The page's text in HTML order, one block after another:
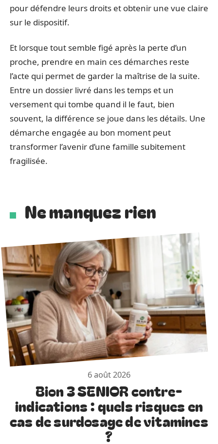
pour défendre leurs droits et obtenir une vue claire
sur le dispositif.
Et lorsque tout semble figé après la perte d’un
proche, prendre en main ces démarches reste
l’acte qui permet de garder la maîtrise de la suite.
Entre un dossier livré dans les temps et un
versement qui tombe quand il le faut, bien
souvent, la différence se joue dans les détails. Une
démarche engagée au bon moment peut
transformer l’avenir d’une famille subitement
fragilisée.
Ne manquez rien
6 août 2026
Bion 3 SENIOR contre-
indications : quels risques en
cas de surdosage de vitamines
?